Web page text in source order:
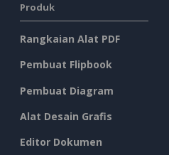
Produk
Rangkaian Alat PDF
Pembuat Flipbook
Pembuat Diagram
Alat Desain Grafis
Editor Dokumen